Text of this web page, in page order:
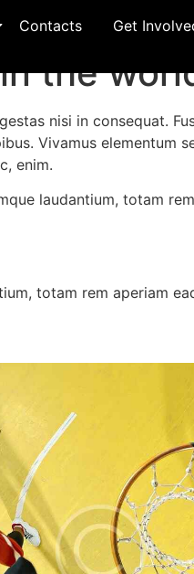
Contacts Get
the
nisi in consequat.
Vivamus elementum
enim.
laudantium, totam
totam rem aperiam